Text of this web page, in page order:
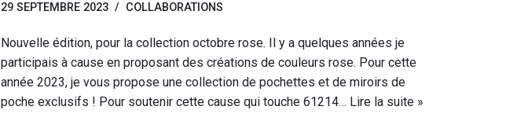
29 SEPTEMBRE 2023 COLLABORATIONS
Nouvelle édition, pour la collection octobre rose. Il y a quelques années je
participais à cause en proposant des créations de couleurs rose. Pour cette
année 2023, je vous propose une collection de pochettes et de miroirs de
poche exclusifs ! Pour soutenir cette cause qui touche 61214… Lire la suite »